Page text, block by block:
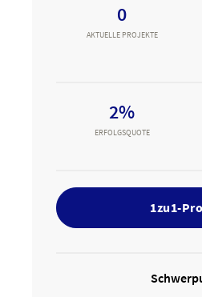
0
AKTUELLE PROJEKTE
2%
ERFOLGSQUOTE
1zu1-